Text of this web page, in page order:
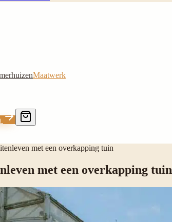
Maatwerk
met een overkapping tuin
met een overkapping tuin